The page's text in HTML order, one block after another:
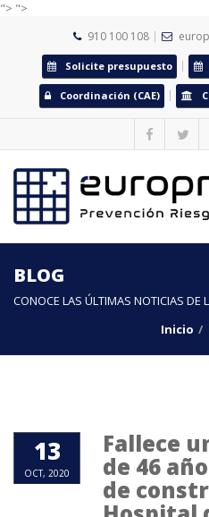
"> ">
910 100 108
Solicite presupuesto
Coordinación (CAE)
BLOG
CONOCE LAS ÚLTIMAS NOTICIAS DE
Inicio
13
OCT, 2020
Fallece
de 46
de